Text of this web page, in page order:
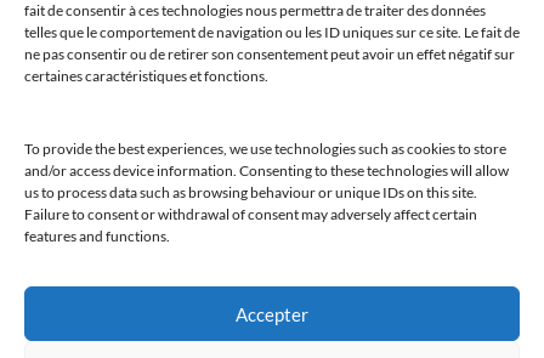
fait de consentir à ces technologies nous permettra de traiter des données
telles que le comportement de navigation ou les ID uniques sur ce site. Le fait de
ne pas consentir ou de retirer son consentement peut avoir un effet négatif sur
certaines caractéristiques et fonctions.
To provide the best experiences, we use technologies such as cookies to store
and/or access device information. Consenting to these technologies will allow
us to process data such as browsing behaviour or unique IDs on this site.
Failure to consent or withdrawal of consent may adversely affect certain
features and functions.
Accepter
@clubamilcar